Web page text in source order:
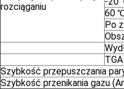
rozciąganiu
60
Po
Szybkość przepuszczania
Szybkość przenikania gazu